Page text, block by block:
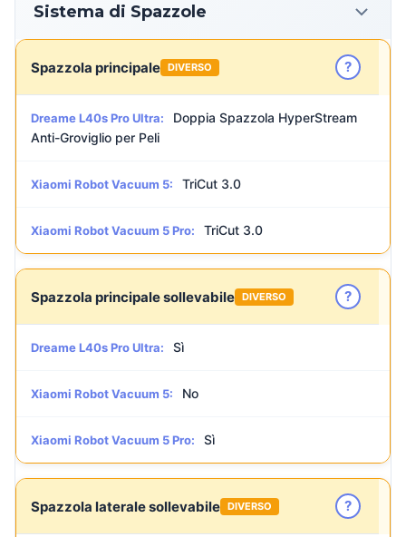
Sistema di Spazzole
Spazzola principale DIVERSO ?
Dreame L40s Pro Ultra:
Doppia Spazzola HyperStream
Anti-Groviglio per Peli
Xiaomi Robot Vacuum 5: TriCut 3.0
Xiaomi Robot Vacuum 5 Pro: TriCut 3.0
Spazzola principale sollevabile DIVERSO ?
Dreame L40s Pro Ultra: Sì
Xiaomi Robot Vacuum 5: No
Xiaomi Robot Vacuum 5 Pro: Sì
Spazzola laterale sollevabile DIVERSO ?